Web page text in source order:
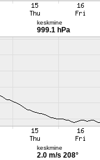
keskmine
999.1 hPa
keskmine
2.0 m/s 208°